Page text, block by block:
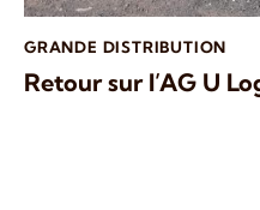
GRANDE DISTRIBUTION
Retour sur l’AG U